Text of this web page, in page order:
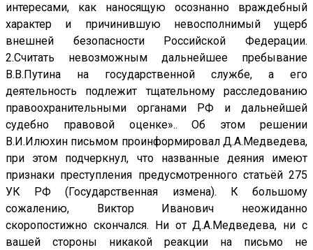
интересами, как наносящую осознанно враждебный
характер и причинившую невосполнимый ущерб
внешней безопасности Российской Федерации.
2.Считать невозможным дальнейшее пребывание
В.В.Путина на государственной службе, а его
деятельность подлежит тщательному расследованию
правоохранительными органами РФ и дальнейшей
судебно правовой оценке».. Об этом решении
В.И.Илюхин письмом проинформировал Д.А.Медведева,
при этом подчеркнул, что названные деяния имеют
признаки преступления предусмотренного статьёй 275
УК РФ (Государственная измена). К большому
сожалению, Виктор Иванович неожиданно
скоропостижно скончался. Ни от Д.А.Медведева, ни с
вашей стороны никакой реакции на письмо не